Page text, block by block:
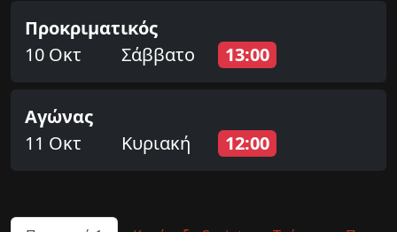
Προκριματικός
10 Οκτ
Σάββατο 13:00
Αγώνας
11 Οκτ
Κυριακή 12:00